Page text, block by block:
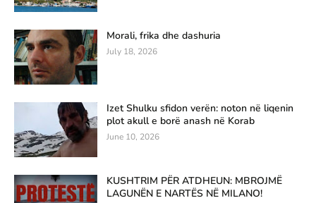
Morali, frika dhe dashuria
July 18, 2026
Izet Shulku sfidon verën: noton në liqenin
plot akull e borë anash në Korab
June 10, 2026
KUSHTRIM PËR ATDHEUN: MBROJMË
LAGUNËN E NARTËS NË MILANO!